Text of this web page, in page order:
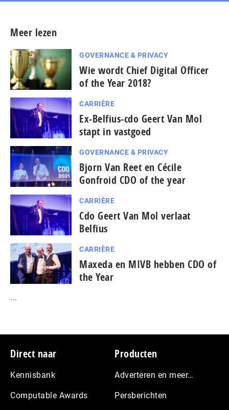
Meer lezen
GOVERNANCE & PRIVACY
Wie wordt Chief Digital Officer
of the Year 2018?
CARRIÈRE
Ex-Belfius-cdo Geert Van Mol
stapt in vastgoed
GOVERNANCE & PRIVACY
Bjorn Van Reet en Cécile
Gonfroid CDO of the year
CARRIÈRE
Cdo Geert Van Mol verlaat
Belfius
CARRIÈRE
Maxeda en MIVB hebben CDO of
the Year
...
Footer
Direct naar
Kennisbank
Computable Awards
Producten
Adverteren en meer…
Persberichten